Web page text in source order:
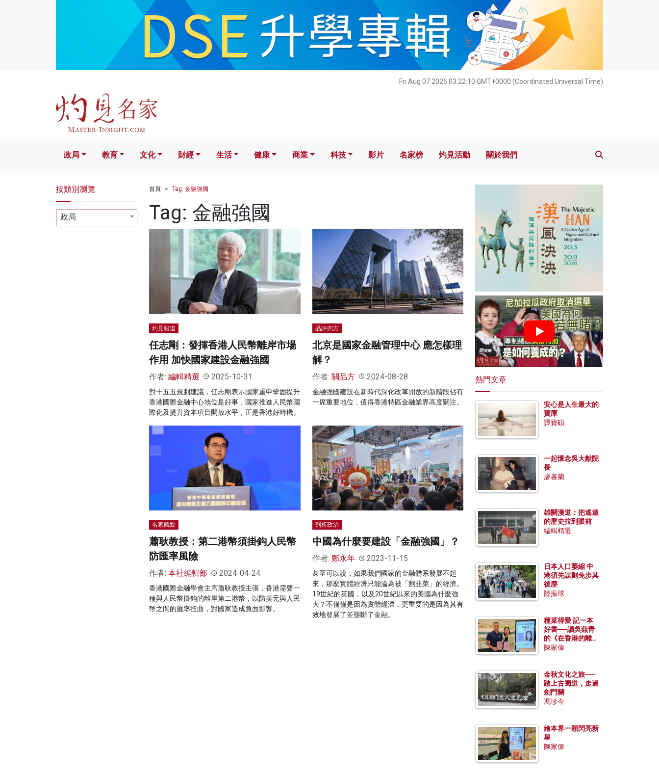
Fri Aug 07 2026 03:22:11 GMT+0000 (Coordinated Universal Time)
文化 財經 生活 健康 科技 影片 名家榜 灼見活動 關於我們
政局 教育 文化 財經 生活 健康 商業 科技 影片 名家榜 灼見活動 關於我們
首頁 Tag: 金融強國
Tag: 金融強國
灼見報道
任志剛：發揮香港人民幣離岸市場
作用 加快國家建設金融強國
作者: 編輯精選 2025-10-31
對十五五規劃建議，任志剛表示國家重申鞏固提升
香港國際金融中心地位是好事，國家推進人民幣國
際化及提升資本項目開放水平，正是香港好時機。
品評四方
北京是國家金融管理中心 應怎樣理
解？
作者: 關品方 2024-08-28
金融強國建設在新時代深化改革開放的新階段佔有
一席重要地位，值得香港特區金融業界高度關注。
名家觀點
蕭耿教授：第二港幣須掛鈎人民幣
防匯率風險
作者: 本社編輯部 2024-04-24
香港國際金融學會主席蕭耿教授主張，香港需要一
種與人民幣掛鈎的離岸第二港幣，以防美元與人民
幣之間的匯率扭曲，對國家造成負面影響。
剖析政治
中國為什麼要建設「金融強國」？
作者: 鄭永年 2023-11-15
甚至可以說，如果我們國家的金融體系發展不起
來，那麼實體經濟只能淪為被「割韭菜」的經濟。
19世紀的英國，以及20世紀以來的美國為什麼強
大？不僅僅是因為實體經濟，更重要的是因為其有
效地發展了並壟斷了金融。
按類別瀏覽
政局
熱門文章
安心是人生最大的
寶庫
譚寶碩
一起懷念吳大猷院
長
廖書蘭
雄關漫道：把遙遠
的歷史拉到眼前
編輯精選
日本人口萎縮 中
港須先謀劃免步其
後塵
陸振球
種菜得愛 記一本
好書──讀吳燕青
的《在香港的離島
種菜》
陳家偉
金秋文化之旅──
踏上古蜀道，走過
劍門關
馮珍今
繪本界一顆閃亮新
星
陳家偉